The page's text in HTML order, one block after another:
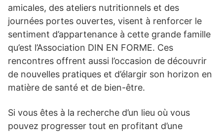
amicales, des ateliers nutritionnels et des
journées portes ouvertes, visent à renforcer le
sentiment d’appartenance à cette grande famille
qu’est l’Association DIN EN FORME. Ces
rencontres offrent aussi l’occasion de découvrir
de nouvelles pratiques et d’élargir son horizon en
matière de santé et de bien-être.
Si vous êtes à la recherche d’un lieu où vous
pouvez progresser tout en profitant d’une